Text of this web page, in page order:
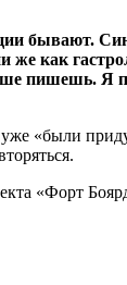
бывают.
же как
пишешь. Я
«были
«Форт